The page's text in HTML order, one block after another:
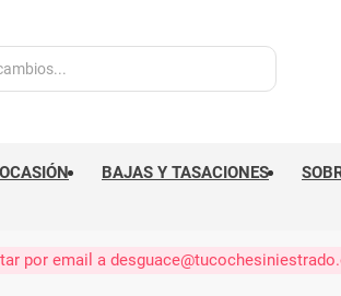
BAJAS Y TASACIONES
por email a